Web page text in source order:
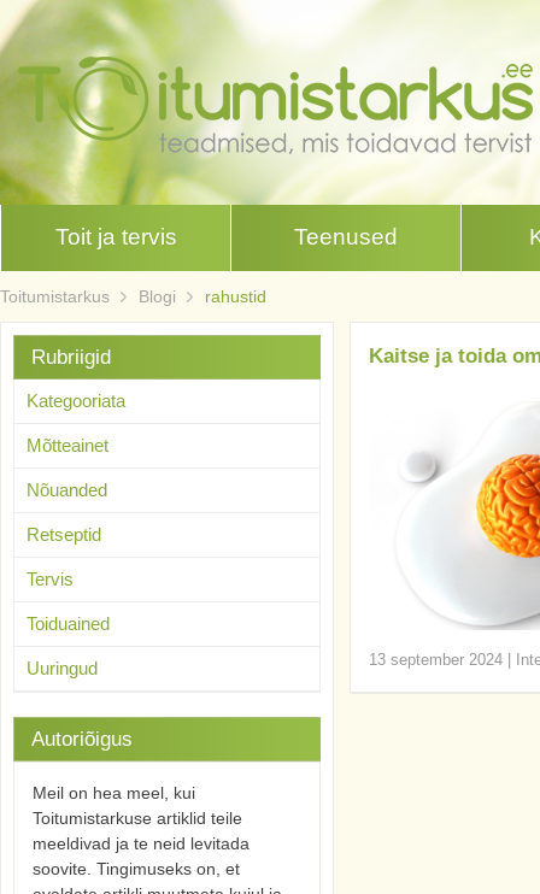
Toit ja tervis Teenused
Toitumistarkus Blogi rahustid
Kaitse ja toida
13 september 2024
Rubriigid
Kategooriata
Mõtteainet
Nõuanded
Retseptid
Tervis
Toiduained
Uuringud
Autoriõigus
Meil on hea meel, kui
Toitumistarkuse artiklid teile
meeldivad ja te neid levitada
soovite. Tingimuseks on, et